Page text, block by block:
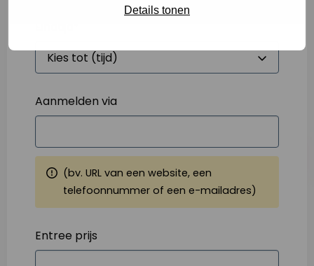
Details tonen
Aanmelden via
(bv. URL van een website, een
telefoonnummer of een e-mailadres)
Entree prijs